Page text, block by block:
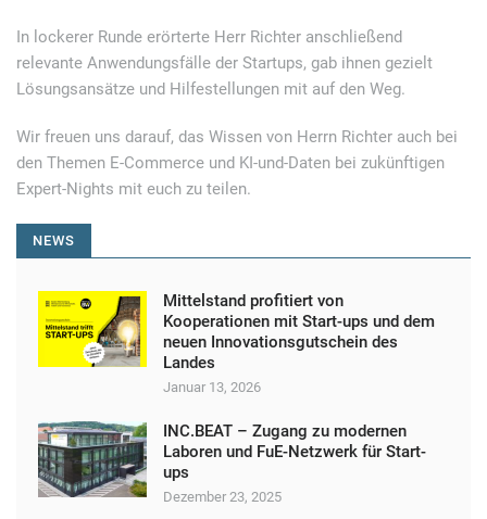
In lockerer Runde erörterte Herr Richter anschließend
relevante Anwendungsfälle der Startups, gab ihnen gezielt
Lösungsansätze und Hilfestellungen mit auf den Weg.
Wir freuen uns darauf, das Wissen von Herrn Richter auch bei
den Themen E-Commerce und KI-und-Daten bei zukünftigen
Expert-Nights mit euch zu teilen.
NEWS
Mittelstand profitiert von
Kooperationen mit Start-ups und dem
neuen Innovationsgutschein des
Landes
Januar 13, 2026
INC.BEAT – Zugang zu modernen
Laboren und FuE-Netzwerk für Start-
ups
Dezember 23, 2025